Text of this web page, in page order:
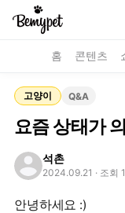
홈 콘텐츠
고양이 Q&A
요즘 상태가
석촌
2024.09.21 · 조회
안녕하세요 :)